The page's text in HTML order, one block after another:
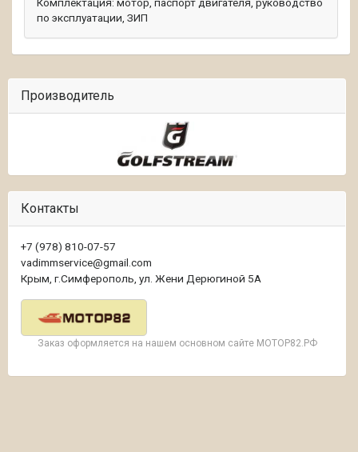
по эксплуатации, ЗИП
Производитель
Контакты
+7 (978) 810-07-57
vadimmservice@gmail.com
Крым, г.Симферополь, ул. Жени Дерюгиной 5А
Заказ оформляется на нашем основном сайте МОТОР82.РФ